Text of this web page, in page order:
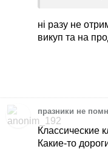
ні разу не
викуп та на
празники не
Классические
Какие-то